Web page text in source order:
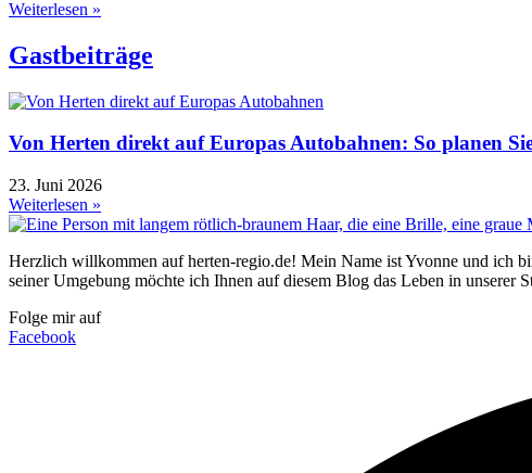
Weiterlesen »
Gastbeiträge
Von Herten direkt auf Europas Autobahnen: So planen
23. Juni 2026
Weiterlesen »
Herzlich willkommen auf herten-regio.de! Mein Name ist Yvonne und ich
seiner Umgebung möchte ich Ihnen auf diesem Blog das Leben in unserer
Folge mir auf
Facebook